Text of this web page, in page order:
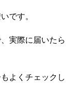
です。
実際に届いたら
よくチェックし